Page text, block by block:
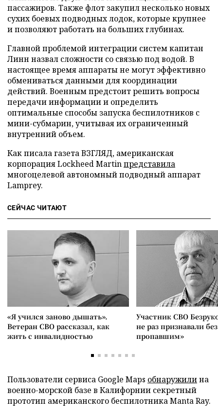
пассажиров. Также флот закупил несколько новых
сухих боевых подводных лодок, которые крупнее
и позволяют работать на больших глубинах.
Главной проблемой интеграции систем капитан
Линн назвал сложности со связью под водой. В
настоящее время аппараты не могут эффективно
обмениваться данными для координации
действий. Военным предстоит решить вопросы
передачи информации и определить
оптимальные способы запуска беспилотников с
мини-субмарин, учитывая их ограниченный
внутренний объем.
Как писала газета ВЗГЛЯД, американская
корпорация Lockheed Martinпредставила
многоцелевой автономный подводный аппарат
Lamprey.
СЕЙЧАС ЧИТАЮТ
«Я учился заново дышать».
Ветеран СВО рассказал, как
жить с инвалидностью
Участник СВО
не раз признавали
пропавшим»
Пользователи сервиса Google Maps обнаружилина
военно-морской базе в Калифорнии секретный
прототип американского беспилотника Manta Ray.